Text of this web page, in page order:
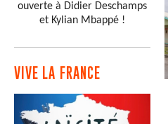
ouverte à Didier Deschamps
et Kylian Mbappé !
VIVE LA FRANCE